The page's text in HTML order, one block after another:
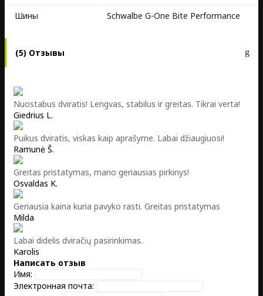
Шины
Schwalbe G-One Bite Performance
(5) Отзывы
Nuostabus dviratis! Lengvas, stabilus ir greitas. Tikrai verta!
Giedrius L.
Puikus dviratis, viskas kaip aprašyme. Labai džiaugiuosi!
Ramunė Š.
Greitas pristatymas, mano geriausias pirkinys!
Osvaldas K.
Geriausia kaina kuria pavyko rasti. Greitas pristatymas
Milda
Labai didelis dviračių pasirinkimas.
Karolis
Написать отзыв
Имя:
Электронная почта: